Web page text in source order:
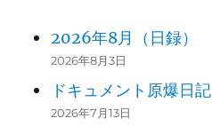
2026年8月（日録）
2026年8月3日
ドキュメント原爆日記
2026年7月13日